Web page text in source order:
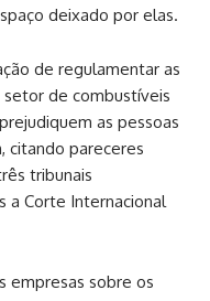
deixado por elas.
de regulamentar as
de combustíveis
as pessoas
citando pareceres
tribunais
a Corte Internacional
empresas sobre os